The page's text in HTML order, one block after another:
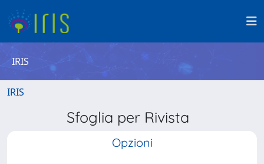
IRIS
IRIS
Sfoglia per Rivista
Opzioni